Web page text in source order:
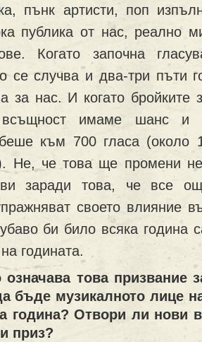
пънк артисти, поп
публика от нас, реално
Когато започна
се случва и два-три пъти
за нас. И когато бройките
имаме шанс и
към 700 гласа (около
Не, че това ще промени
заради това, че все
своето влияние
би било всяка година
годината.
означава това призвание
бъде музикалното лице
година? Отвори ли нови
приз?